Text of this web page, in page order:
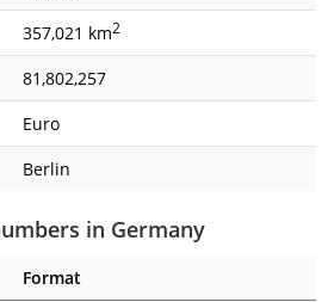
357,021 km2
81,802,257
Euro
Berlin
in Germany
Format